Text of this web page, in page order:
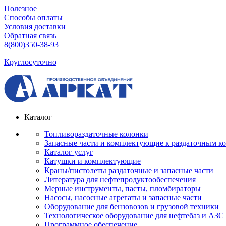
Полезное
Способы оплаты
Условия доставки
Обратная связь
8(800)350-38-93
Круглосуточно
Каталог
Топливораздаточные колонки
Запасные части и комплектующие к раздаточным
Каталог услуг
Катушки и комплектующие
Краны/пистолеты раздаточные и запасные части
Литература для нефтепродуктообеспечения
Мерные инструменты, пасты, пломбираторы
Насосы, насосные агрегаты и запасные части
Оборудование для бензовозов и грузовой техники
Технологическое оборудование для нефтебаз и АЗС